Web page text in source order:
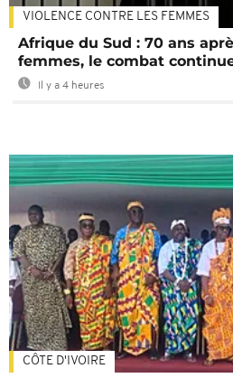
VIOLENCE CONTRE LES FEMMES
Afrique du Sud : 70 ans
femmes, le combat
Il y a 4 heures
CÔTE D'IVOIRE